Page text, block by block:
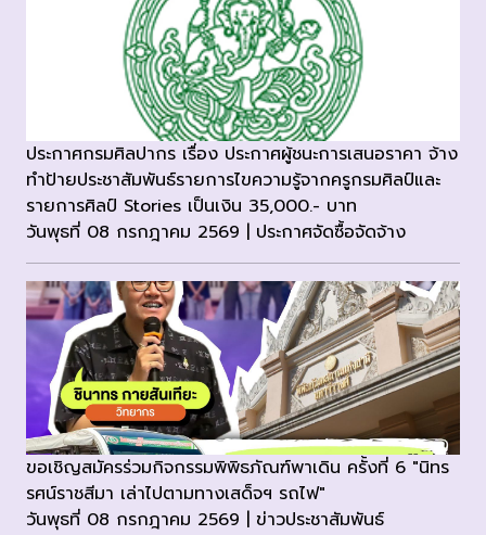
ประกาศกรมศิลปากร เรื่อง ประกาศผู้ชนะการเสนอราคา จ้าง
ทำป้ายประชาสัมพันธ์รายการไขความรู้จากครูกรมศิลป์และ
รายการศิลป์ Stories เป็นเงิน 35,000.- บาท
วันพุธที่ 08 กรกฎาคม 2569 | ประกาศจัดซื้อจัดจ้าง
ขอเชิญสมัครร่วมกิจกรรมพิพิธภัณฑ์พาเดิน ครั้งที่ 6 "นิทร
รศน์ราชสีมา เล่าไปตามทางเสด็จฯ รถไฟ"
วันพุธที่ 08 กรกฎาคม 2569 | ข่าวประชาสัมพันธ์